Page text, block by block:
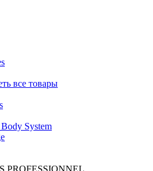
все товары
System
PROFESSIONNEL